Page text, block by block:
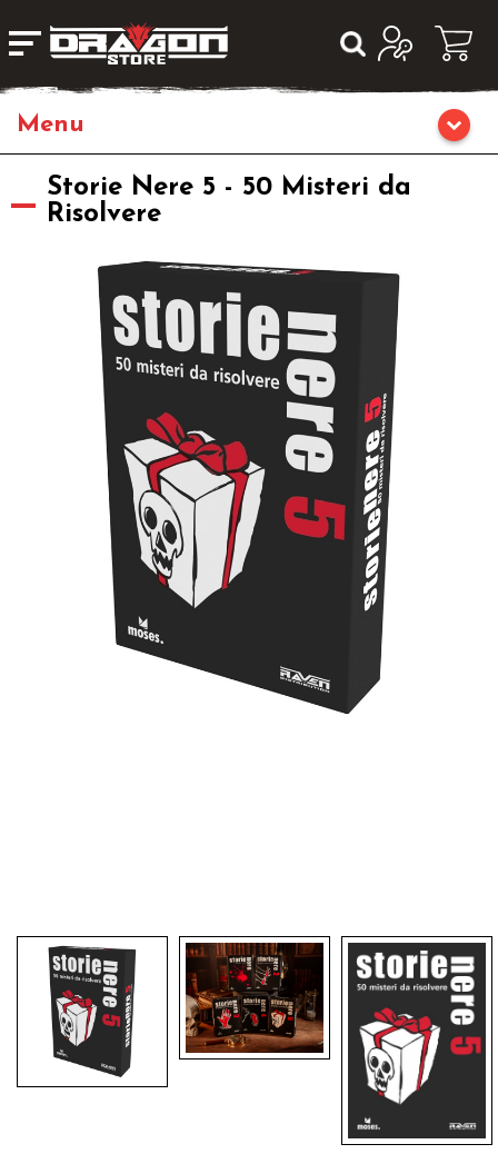
Giochi da Tavolo
Librigame
Giochi di Carte Collezionabili
Giocattoli e Gadget
Storie Nere 5 - 50 Misteri da
Risolvere